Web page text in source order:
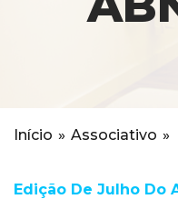
Início » Associativo »
Edição De Julho Do